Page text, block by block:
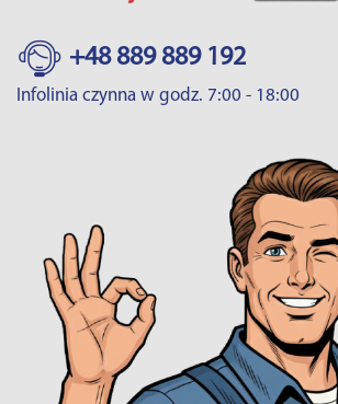
+48 889 889 192
Infolinia czynna w godz. 7:00 - 18:00